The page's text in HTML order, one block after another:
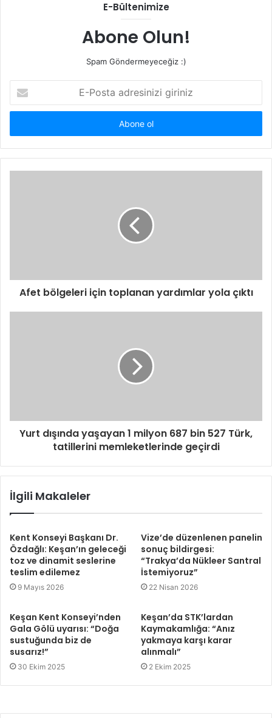
E-Bültenimize
Abone Olun!
Spam Göndermeyeceğiz :)
Posta
adresinizi
Afet bölgeleri için toplanan yardımlar yola çıktı
Yurt dışında yaşayan 1 milyon 687 bin 527 Türk,
tatillerini memleketlerinde geçirdi
İlgili Makaleler
Kent Konseyi Başkanı Dr.
Özdağlı: Keşan’ın geleceği
toz ve dinamit seslerine
teslim edilemez
9 Mayıs 2026
Vize’de düzenlenen panelin
sonuç bildirgesi:
“Trakya’da Nükleer Santral
İstemiyoruz”
22 Nisan 2026
Keşan Kent Konseyi’nden
Gala Gölü uyarısı: “Doğa
sustuğunda biz de
susarız!”
30 Ekim 2025
Keşan’da STK’lardan
Kaymakamlığa: “Anız
yakmaya karşı karar
alınmalı”
2 Ekim 2025